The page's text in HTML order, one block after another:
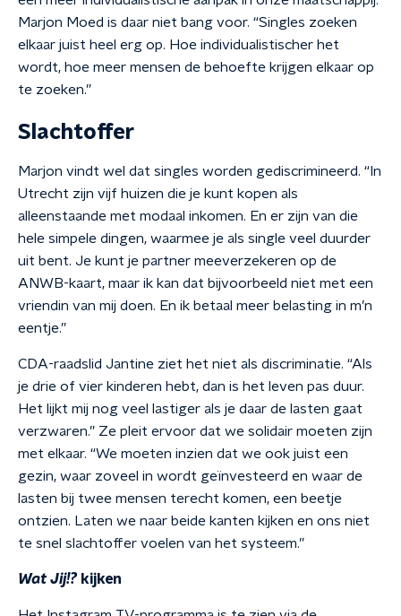
Marjon Moed is daar niet bang voor. “Singles zoeken
elkaar juist heel erg op. Hoe individualistischer het
wordt, hoe meer mensen de behoefte krijgen elkaar op
te zoeken.”
Slachtoffer
Marjon vindt wel dat singles worden gediscrimineerd. “In
Utrecht zijn vijf huizen die je kunt kopen als
alleenstaande met modaal inkomen. En er zijn van die
hele simpele dingen, waarmee je als single veel duurder
uit bent. Je kunt je partner meeverzekeren op de
ANWB-kaart, maar ik kan dat bijvoorbeeld niet met een
vriendin van mij doen. En ik betaal meer belasting in m’n
eentje.”
CDA-raadslid Jantine ziet het niet als discriminatie. “Als
je drie of vier kinderen hebt, dan is het leven pas duur.
Het lijkt mij nog veel lastiger als je daar de lasten gaat
verzwaren.” Ze pleit ervoor dat we solidair moeten zijn
met elkaar. “We moeten inzien dat we ook juist een
gezin, waar zoveel in wordt geïnvesteerd en waar de
lasten bij twee mensen terecht komen, een beetje
ontzien. Laten we naar beide kanten kijken en ons niet
te snel slachtoffer voelen van het systeem.”
Wat Jij!? kijken